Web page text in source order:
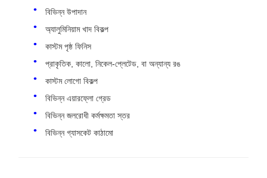
বিভিন্ন উপাদান
অ্যালুমিনিয়াম খাদ বিকল্প
কাস্টম পৃষ্ঠ ফিনিস
প্রাকৃতিক, কালো, নিকেল-প্লেটেড, বা অন্যান্য রঙ
কাস্টম লোগো বিকল্প
বিভিন্ন এয়ারফ্লো গ্রেড
বিভিন্ন জলরোধী কর্মক্ষমতা স্তর
বিভিন্ন গ্যাসকেট কাঠামো